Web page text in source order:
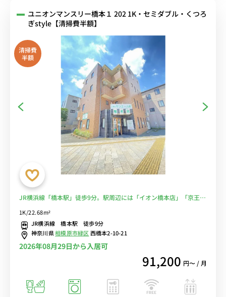
ユニオンマンスリー橋本１ 202 1K・セミダブル・くつろ
ぎstyle【清掃費半額】
清掃費
半額
JR横浜線「橋本駅」徒歩9分。駅周辺には「イオン橋本店」「京王ス
Wi-Fi格安レンタル中！
1K/22.68m²
JR横浜線 橋本駅 徒歩9分
神奈川県相模原市緑区西橋本2-10-21
2026年08月29日から入居可
91,200 円〜 / 月